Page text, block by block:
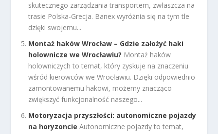
skutecznego zarządzania transportem, zwłaszcza na
trasie Polska-Grecja. Banex wyróżnia się na tym tle
dzięki swojemu...
Montaż haków Wrocław – Gdzie założyć haki
holownicze we Wrocławiu? Montaż haków
holowniczych to temat, który zyskuje na znaczeniu
wśród kierowców we Wrocławiu. Dzięki odpowiednio
zamontowanemu hakowi, możemy znacząco
zwiększyć funkcjonalność naszego...
Motoryzacja przyszłości: autonomiczne pojazdy
na horyzoncie Autonomiczne pojazdy to temat,